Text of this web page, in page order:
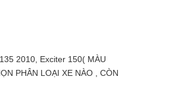
2010, Exciter 150( MÀU
PHÂN LOẠI XE NÀO , CÒN